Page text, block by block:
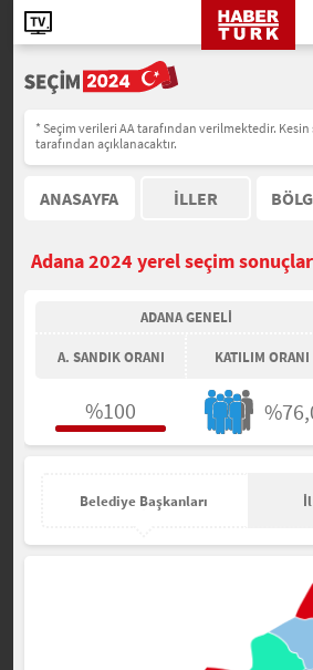
* Seçim verileri AA tarafından verilmektedir. Kesin
tarafından açıklanacaktır.
ANASAYFA İLLER
Adana 2024 yerel seçim
ADANA GENELİ
A. SANDIK ORANI KATILIM ORANI
%100
Belediye Başkanları